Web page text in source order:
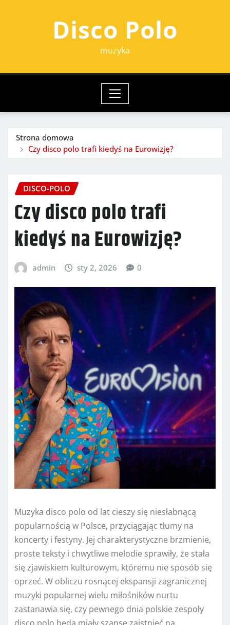
Disco Polo
muzyka
Strona domowa
Czy disco polo trafi kiedyś na Eurowizję?
DISCO-POLO
Czy disco polo trafi
kiedyś na Eurowizję?
admin sty 2, 2026 0
Muzyka disco polo od lat cieszy się niesłabnącą
popularnością w Polsce, przyciągając tłumy na
koncerty i festyny. Jej charakterystyczne brzmienie,
proste teksty i chwytliwe melodie sprawiły, że stała
się zjawiskiem kulturowym, któremu nie sposób się
oprzeć. W obliczu rosnącej ekspansji zagranicznej
muzyki popularnej wielu miłośników nurtu
zastanawia się, czy pewnego dnia polskie zespoły